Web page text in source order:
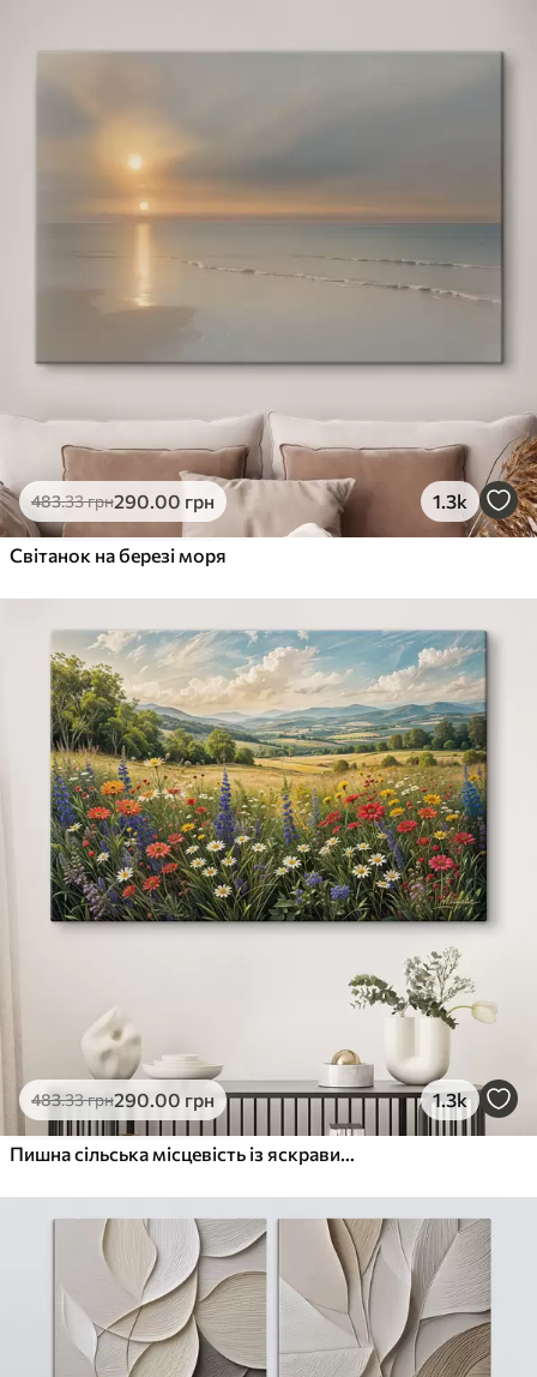
483.33грн290.00 грн 1.3k
Світанок на березі моря
483.33грн290.00 грн 1.3k
Пишна сільська місцевість із яскравим лугом диких квітів, наповненим різнокольоровими квітами під хмарним небом